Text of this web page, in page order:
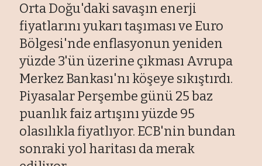
Orta Doğu'daki savaşın enerji
fiyatlarını yukarı taşıması ve Euro
Bölgesi'nde enflasyonun yeniden
yüzde 3'ün üzerine çıkması Avrupa
Merkez Bankası'nı köşeye sıkıştırdı.
Piyasalar Perşembe günü 25 baz
puanlık faiz artışını yüzde 95
olasılıkla fiyatlıyor. ECB'nin bundan
sonraki yol haritası da merak